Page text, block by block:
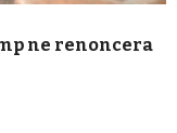
ne renoncera